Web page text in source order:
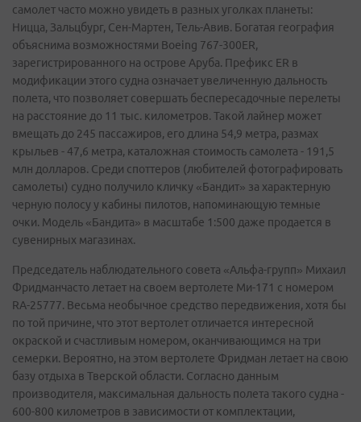
самолет часто можно увидеть в разных уголках планеты:
Ницца, Зальцбург, Сен-Мартен, Тель-Авив. Богатая география
объяснима возможностями Boeing 767-300ER,
зарегистрированного на острове Аруба. Префикс ER в
модификации этого судна означает увеличенную дальность
полета, что позволяет совершать беспересадочные перелеты
на расстояние до 11 тыс. километров. Такой лайнер может
вмещать до 245 пассажиров, его длина 54,9 метра, размах
крыльев - 47,6 метра, каталожная стоимость самолета - 191,5
млн долларов. Среди споттеров (любителей фотографировать
самолеты) судно получило кличку «Бандит» за характерную
черную полосу у кабины пилотов, напоминающую темные
очки. Модель «Бандита» в масштабе 1:500 даже продается в
сувенирных магазинах.
Председатель наблюдательного совета «Альфа-групп» Михаил
Фридманчасто летает на своем вертолете Ми-171 с номером
RA-25777. Весьма необычное средство передвижения, хотя бы
по той причине, что этот вертолет отличается интересной
окраской и счастливым номером, оканчивающимся на три
семерки. Вероятно, на этом вертолете Фридман летает на свою
базу отдыха в Тверской области. Согласно данным
производителя, максимальная дальность полета такого судна -
600-800 километров в зависимости от комплектации,